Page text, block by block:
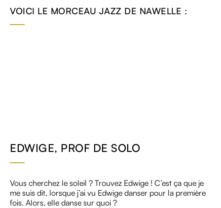
VOICI LE MORCEAU JAZZ DE NAWELLE :
EDWIGE, PROF DE SOLO
Vous cherchez le soleil ? Trouvez Edwige ! C’est ça que je
me suis dit, lorsque j’ai vu Edwige danser pour la première
fois. Alors, elle danse sur quoi ?